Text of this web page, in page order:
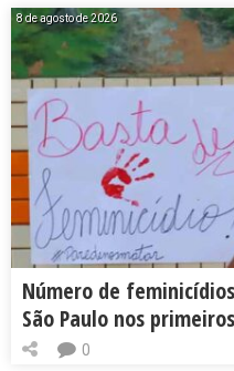
8 de agosto de 2026
Número de
São Paulo nos
0